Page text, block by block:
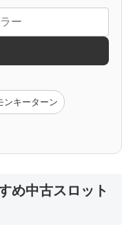
ノ消防隊
ンキーターン
め中古スロット